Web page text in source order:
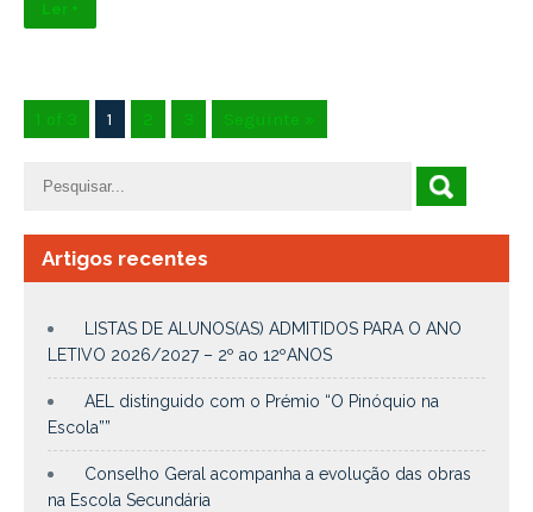
Ler +
1 of 3 1 2 3 Seguinte »
Artigos recentes
LISTAS DE ALUNOS(AS) ADMITIDOS PARA O ANO
LETIVO 2026/2027 – 2º ao 12ºANOS
AEL distinguido com o Prémio “O Pinóquio na
Escola””
Conselho Geral acompanha a evolução das obras
na Escola Secundária